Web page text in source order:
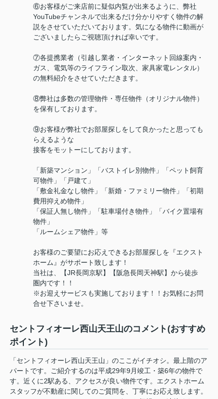
⑥お客様がご来店前に疑似内覧が出来るように、弊社
YouTubeチャンネルで出来るだけ分かりやすく物件の解
説をさせていただいております。気になる物件に動画が
ございましたらご視聴頂ければ幸いです。
⑦各提携業者（引越し業者・インターネット回線案内・
ガス、電気等のライフライン取次、家具家電レンタル）
の無料紹介をさせていただきます。
⑧弊社は多数の管理物件・専任物件（オリジナル物件）
を保有しております。
⑨お客様が弊社でお部屋探しをして良かったと思っても
らえるような
接客をモットーにしております。
「新築マンション」「バストイレ別物件」「ペット飼育
可物件」「戸建て」
「敷金礼金なし物件」「新婚・ファミリー物件」「初期
費用抑えめ物件」
「保証人無し物件」「駐車場付き物件」「バイク置場有
物件」
「ルームシェア物件」等
お客様のご要望にお応えできるお部屋探しを『エクスト
ホーム』がサポート致します！
当社は、【JR長岡京駅】【阪急長岡天神駅】から徒歩
圏内です！！
※お迎えサービスも実施しております！！お気軽にお問
合せ下さいませ。
セントフィオーレ西山天王山のコメント(おすすめ
ポイント)
「セントフィオーレ西山天王山」のここがイチオシ。最上階のア
パートです。ご紹介するのは平成29年9月竣工・築6年の物件で
す。近くに2駅ある、アクセスが良い物件です。エクストホーム
スタッフが不動産に関してのご質問を、丁寧にお応え致します。